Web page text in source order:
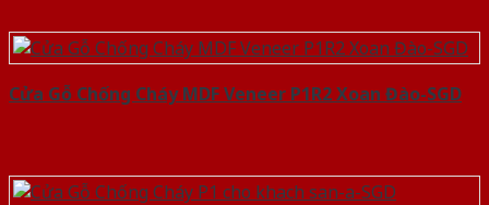
Cửa Gỗ Chống Cháy MDF Veneer P1R2 Xoan Đào-SGD